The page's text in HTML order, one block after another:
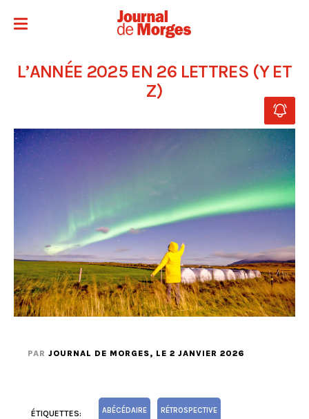
L’ANNÉE 2025 EN 26 LETTRES (Y ET
Z)
PAR JOURNAL DE MORGES, LE 2 JANVIER 2026
ÉTIQUETTES: ABÉCÉDAIRE RÉTROSPECTIVE